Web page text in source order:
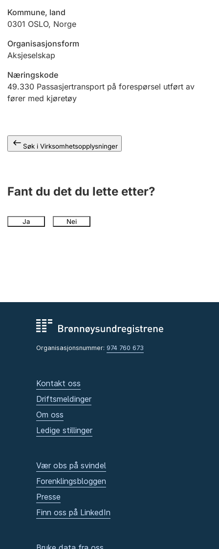
Ektepaktveileder
Offentlig sektor
Kommune, land
0301 OSLO, Norge
Organisasjonsform
Aksjeselskap
Næringskode
49.330 Passasjertransport på forespørsel utført av
fører med kjøretøy
Søk i Virksomhetsopplysninger
Fant du det du lette etter?
Ja Nei
Organisasjonsnummer: 974 760 673
Kontakt oss
Driftsmeldinger
Om oss
Ledige stillinger
Vær obs på svindel
Forenklingsbloggen
Presse
Finn oss på LinkedIn